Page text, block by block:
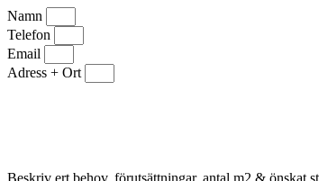
Namn
Telefon
Email
Adress + Ort